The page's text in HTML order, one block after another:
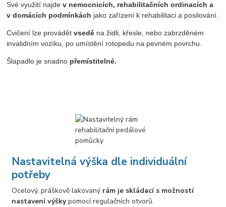
Své využití najdev nemocnicích, rehabilitačních ordinacích a
v domácích podmínkách jako zařízení k rehabilitaci a posilování.
Cvičení lze provádětvsedě na židli, křesle, nebo zabrzděném
invalidním vozíku, po umístění rotopedu na pevném povrchu.
Šlapadlo je snadno přemístitelné.
Nastavitelná výška dle individuální
potřeby
Ocelový, práškově lakovaný rám je skládací s možností
nastavení výškypomocí regulačních otvorů.